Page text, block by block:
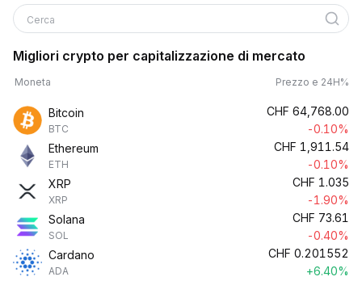
Cerca
Migliori crypto per capitalizzazione di mercato
Moneta Prezzo e 24H%
Bitcoin
BTC
CHF 64,768.00
-0.10%
Ethereum
ETH
CHF 1,911.54
-0.10%
XRP
XRP
CHF 1.035
-1.90%
Solana
SOL
CHF 73.61
-0.40%
Cardano
ADA
CHF 0.201552
+6.40%